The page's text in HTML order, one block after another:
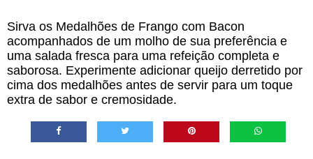
Sirva os Medalhões de Frango com Bacon
acompanhados de um molho de sua preferência e
uma salada fresca para uma refeição completa e
saborosa. Experimente adicionar queijo derretido por
cima dos medalhões antes de servir para um toque
extra de sabor e cremosidade.